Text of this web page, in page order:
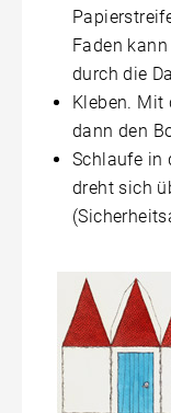
Faden
durch die
Kleben. Mit
dann den
Schlaufe in
dreht sich